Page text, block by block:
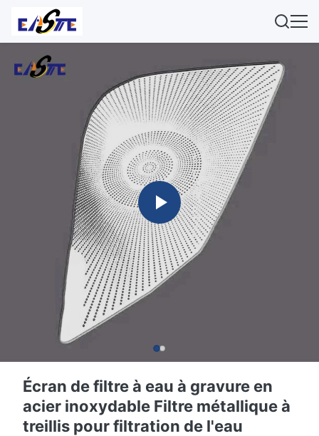
Écran de filtre à eau à gravure en
acier inoxydable Filtre métallique à
treillis pour filtration de l'eau